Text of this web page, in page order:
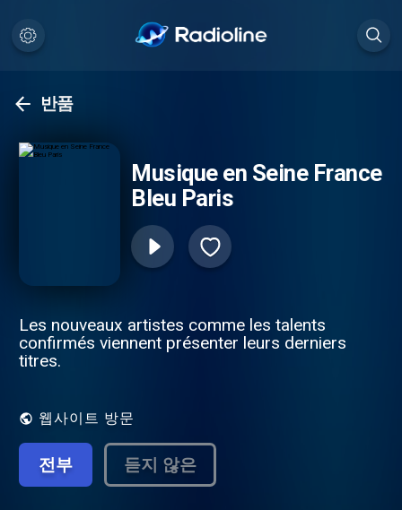
반품
Musique en Seine France
Bleu Paris
Les nouveaux artistes comme les talents
confirmés viennent présenter leurs derniers
titres.
웹사이트 방문
전부 듣지 않은